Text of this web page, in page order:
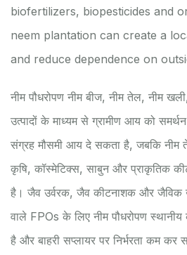
biofertilizers, biopesticides and
neem plantation can create a
and reduce dependence on
नीम पौधरोपण नीम बीज, नीम तेल, नीम
उत्पादों के माध्यम से ग्रामीण आय को
संग्रह मौसमी आय दे सकता है, जबकि नीम
कृषि, कॉस्मेटिक्स, साबुन और प्राकृतिक
है। जैव उर्वरक, जैव कीटनाशक और जैविक
वाले FPOs के लिए नीम पौधरोपण
है और बाहरी सप्लायर पर निर्भरता कम कर